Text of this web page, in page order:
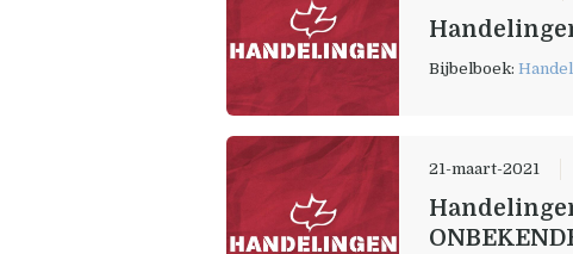
Bijbelboek:
21-maart-2021